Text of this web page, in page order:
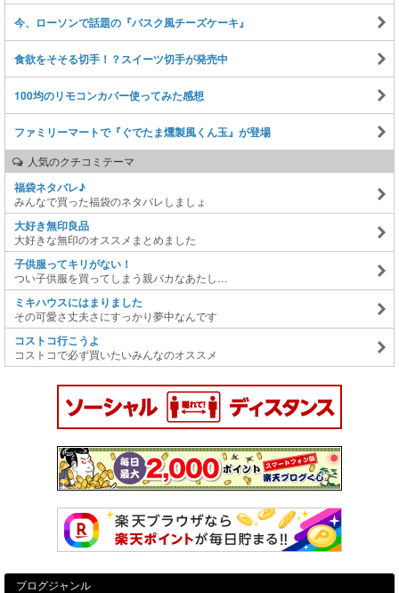
今、ローソンで話題の『バスク風チーズケーキ』
食欲をそそる切手！？スイーツ切手が発売中
100均のリモコンカバー使ってみた感想
ファミリーマートで『ぐでたま燻製風くん玉』が登場
人気のクチコミテーマ
福袋ネタバレ♪
みんなで買った福袋のネタバレしましょ
大好き無印良品
大好きな無印のオススメまとめました
子供服ってキリがない！
つい子供服を買ってしまう親バカなあたし…
ミキハウスにはまりました
その可愛さ丈夫さにすっかり夢中なんです
コストコ行こうよ
コストコで必ず買いたいみんなのオススメ
ブログジャンル